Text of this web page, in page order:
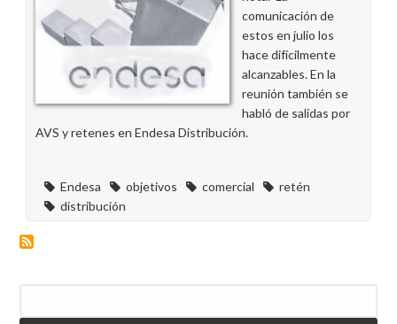
comunicación de
estos en julio los
hace difícilmente
alcanzables. En la
reunión también se
habló de salidas por
AVS y retenes en Endesa Distribución.
Endesa objetivos comercial
retén
distribución